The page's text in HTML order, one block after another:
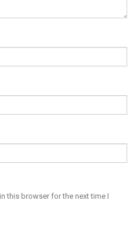
this browser for the next time I